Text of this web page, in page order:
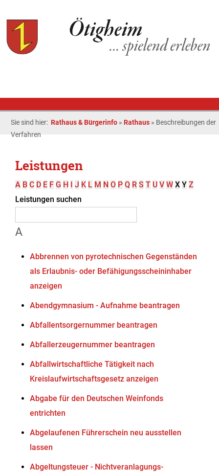
Sie sind hier: Rathaus & Bürgerinfo » Rathaus » Beschreibungen der
Verfahren
Leistungen
A B C D E F G H I J K L M N O P Q R S T U V W X Y Z
Leistungen suchen
A
Abbrennen von pyrotechnischen Gegenständen
als Erlaubnis- oder Befähigungsscheininhaber
anzeigen
Abendgymnasium - Aufnahme beantragen
Abfallentsorgernummer beantragen
Abfallerzeugernummer beantragen
Abfallwirtschaftliche Tätigkeit nach
Kreislaufwirtschaftsgesetz anzeigen
Abgabe für den Deutschen Weinfonds
entrichten
Abgelaufenen Führerschein neu ausstellen
lassen
Abgeltungsteuer - Nichtveranlagungs-